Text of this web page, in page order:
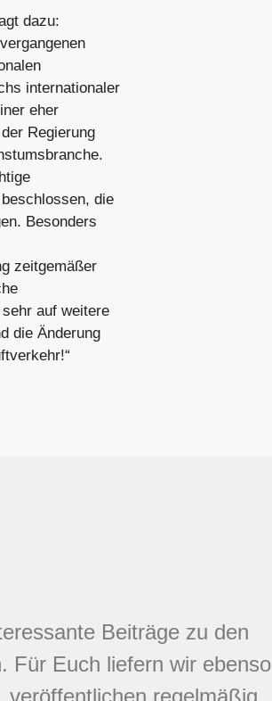
dazu:
internationaler
eher
Regierung
die
Besonders
zeitgemäßer
auf weitere
die Änderung
Beiträge zu den
Für Euch liefern wir ebenso
regelmäßig